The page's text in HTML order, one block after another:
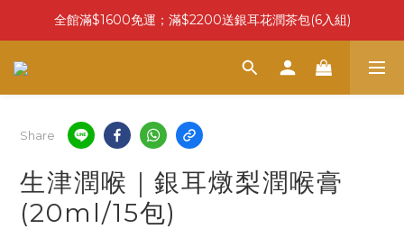
全館滿$1600免運；滿$2200送銀耳花潤茶包(6入組)
Share
生津潤喉｜銀耳燉梨潤喉膏
(20ml/15包)